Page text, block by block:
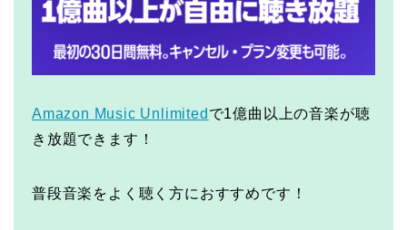
Amazon Music Unlimited で1億曲以上の音楽が聴
き放題できます！
普段音楽をよく聴く方におすすめです！